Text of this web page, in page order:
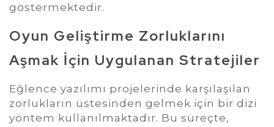
göstermektedir.
Oyun Geliştirme Zorluklarını
Aşmak İçin Uygulanan Stratejiler
Eğlence yazılımı projelerinde karşılaşılan
zorlukların üstesinden gelmek için bir dizi
yöntem kullanılmaktadır. Bu süreçte,